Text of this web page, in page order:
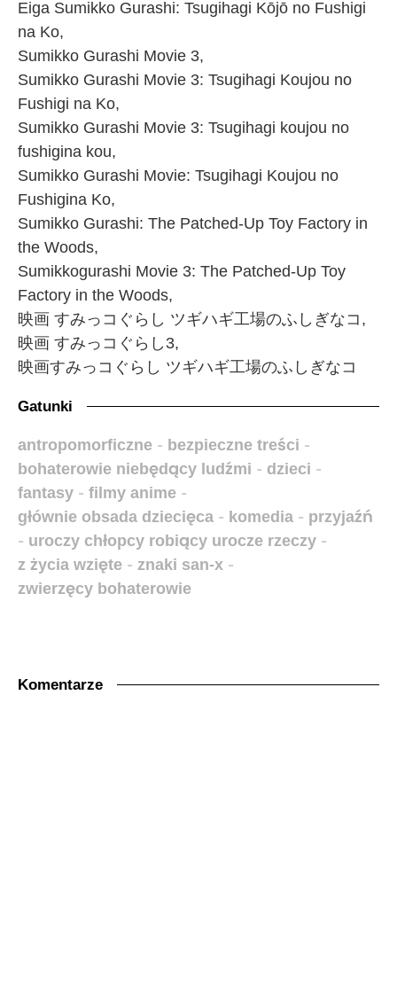
Eiga Sumikko Gurashi: Tsugihagi Kōjō no Fushigi
na Ko,
Sumikko Gurashi Movie 3,
Sumikko Gurashi Movie 3: Tsugihagi Koujou no
Fushigi na Ko,
Sumikko Gurashi Movie 3: Tsugihagi koujou no
fushigina kou,
Sumikko Gurashi Movie: Tsugihagi Koujou no
Fushigina Ko,
Sumikko Gurashi: The Patched-Up Toy Factory in
the Woods,
Sumikkogurashi Movie 3: The Patched-Up Toy
Factory in the Woods,
映画 すみっコぐらし ツギハギ工場のふしぎなコ,
映画 すみっコぐらし3,
映画すみっコぐらし ツギハギ工場のふしぎなコ
Gatunki
antropomorficzne - bezpieczne treści -
bohaterowie niebędący ludźmi - dzieci -
fantasy - filmy anime -
głównie obsada dziecięca - komedia - przyjaźń
- uroczy chłopcy robiący urocze rzeczy -
z życia wzięte - znaki san-x -
zwierzęcy bohaterowie
Komentarze